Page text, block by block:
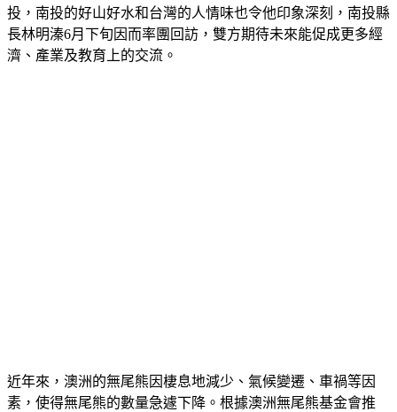
投，南投的好山好水和台灣的人情味也令他印象深刻，南投縣
長林明溱6月下旬因而率團回訪，雙方期待未來能促成更多經
濟、產業及教育上的交流。
近年來，澳洲的無尾熊因棲息地減少、氣候變遷、車禍等因
素，使得無尾熊的數量急遽下降。根據澳洲無尾熊基金會推